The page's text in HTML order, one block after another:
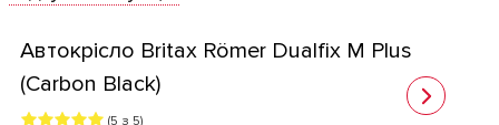
Автокрiсло Britax Römer Dualfix M Plus
(Carbon Black)
(5 з 5)